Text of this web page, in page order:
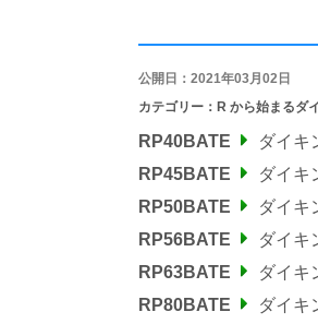
公開日：2021年03月02日
カテゴリー： R から始まるダ
RP40BATE ダイキ
RP45BATE
ダイキ
RP50BATE
ダイキ
RP56BATE
ダイキ
RP63BATE
ダイキ
RP80BATE
ダイキ